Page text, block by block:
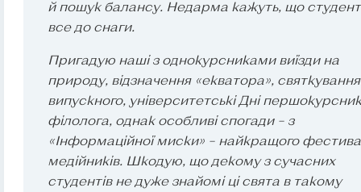
й пошук балансу. Недарма кажуть, що
все до снаги.
Пригадую наші з однокурсниками виїзди на
природу, відзначення «екватора», святкування
випускного, університетські Дні
філолога, однак особливі спогади – з
«Інформаційної миски» – найкращого
медійників. Шкодую, що декому з сучасних
студентів не дуже знайомі ці свята в такому